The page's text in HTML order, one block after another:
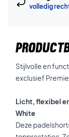
volledig
Stijlvolle en
exclusief
Licht, flexibel
White
Deze